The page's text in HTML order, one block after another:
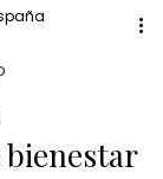
bienestar